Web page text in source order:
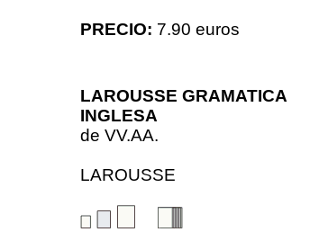
PRECIO: 7.90 euros
LAROUSSE GRAMATICA
INGLESA
de VV.AA.
LAROUSSE